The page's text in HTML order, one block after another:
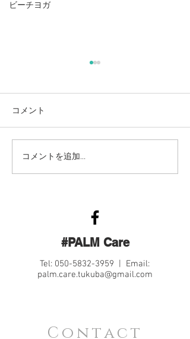
ビーチヨガ
コメント
コメントを追加…
#PALM Care
Tel: 050-5832-3959 | Email:
palm.care.tukuba@gmail.com
Contact